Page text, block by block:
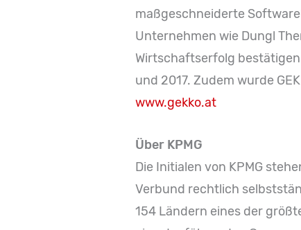
maßgeschneiderte
Unternehmen wie Dungl
Wirtschaftserfolg bestätigen
und 2017. Zudem wurde
www.gekko.at
Über KPMG
Die Initialen von KPMG
Verbund rechtlich
154 Ländern eines der